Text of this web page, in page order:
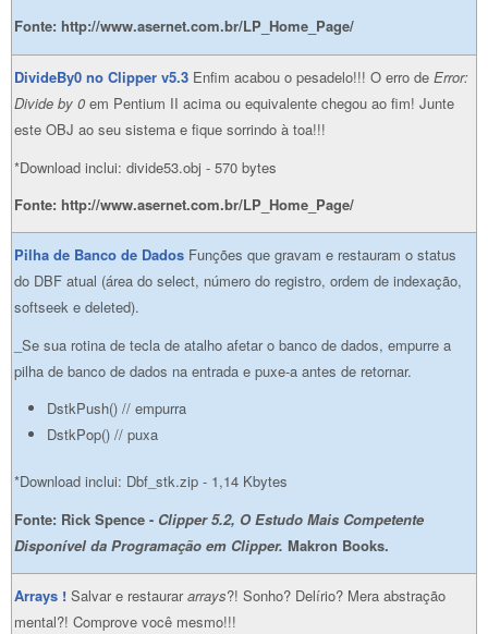
Fonte: http://www.asernet.com.br/LP_Home_Page/
DivideBy0 no Clipper v5.3 Enfim acabou o pesadelo!!! O erro de Error:
Divide by 0 em Pentium II acima ou equivalente chegou ao fim! Junte
este OBJ ao seu sistema e fique sorrindo à toa!!!
*Download inclui: divide53.obj - 570 bytes
Fonte: http://www.asernet.com.br/LP_Home_Page/
Pilha de Banco de Dados Funções que gravam e restauram o status
do DBF atual (área do select, número do registro, ordem de indexação,
softseek e deleted).
_Se sua rotina de tecla de atalho afetar o banco de dados, empurre a
pilha de banco de dados na entrada e puxe-a antes de retornar.
DstkPush() // empurra
DstkPop() // puxa
*Download inclui: Dbf_stk.zip - 1,14 Kbytes
Fonte: Rick Spence - Clipper 5.2, O Estudo Mais Competente
Disponível da Programação em Clipper. Makron Books.
Arrays ! Salvar e restaurararrays?! Sonho? Delírio? Mera abstração
mental?! Comprove você mesmo!!!